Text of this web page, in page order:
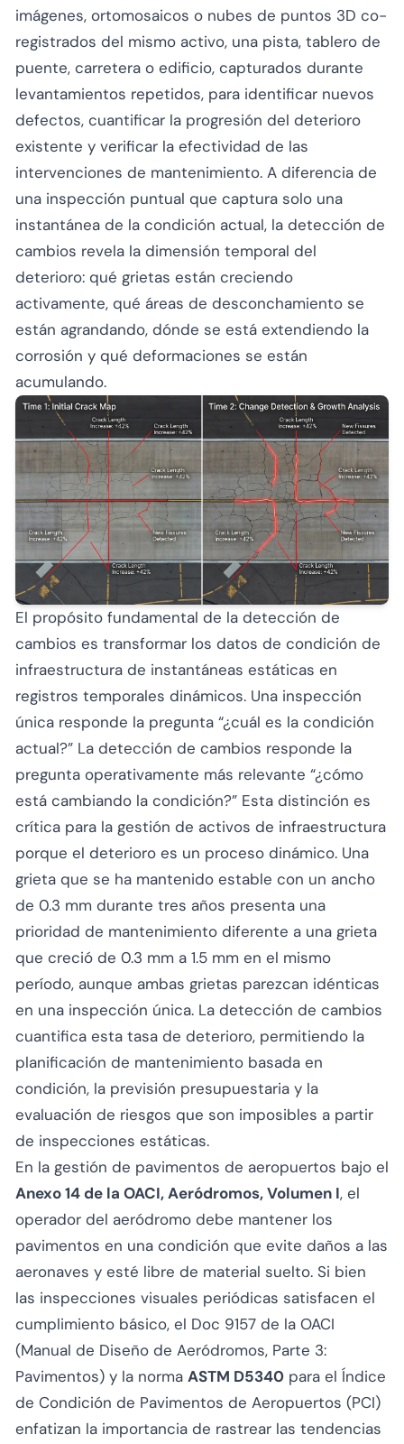
imágenes, ortomosaicos o nubes de puntos 3D co-
registrados del mismo activo, una pista, tablero de
puente, carretera o edificio, capturados durante
levantamientos repetidos, para identificar nuevos
defectos, cuantificar la progresión del deterioro
existente y verificar la efectividad de las
intervenciones de mantenimiento. A diferencia de
una inspección puntual que captura solo una
instantánea de la condición actual, la detección de
cambios revela la dimensión temporal del
deterioro: qué grietas están creciendo
activamente, qué áreas de desconchamiento se
están agrandando, dónde se está extendiendo la
corrosión y qué deformaciones se están
acumulando.
El propósito fundamental de la detección de
cambios es transformar los datos de condición de
infraestructura de instantáneas estáticas en
registros temporales dinámicos. Una inspección
única responde la pregunta “¿cuál es la condición
actual?” La detección de cambios responde la
pregunta operativamente más relevante “¿cómo
está cambiando la condición?” Esta distinción es
crítica para la gestión de activos de infraestructura
porque el deterioro es un proceso dinámico. Una
grieta que se ha mantenido estable con un ancho
de 0.3 mm durante tres años presenta una
prioridad de mantenimiento diferente a una grieta
que creció de 0.3 mm a 1.5 mm en el mismo
período, aunque ambas grietas parezcan idénticas
en una inspección única. La detección de cambios
cuantifica esta tasa de deterioro, permitiendo la
planificación de mantenimiento basada en
condición, la previsión presupuestaria y la
evaluación de riesgos que son imposibles a partir
de inspecciones estáticas.
En la gestión de pavimentos de aeropuertos bajo el
Anexo 14 de la OACI, Aeródromos, Volumen I, el
operador del aeródromo debe mantener los
pavimentos en una condición que evite daños a las
aeronaves y esté libre de material suelto. Si bien
las inspecciones visuales periódicas satisfacen el
cumplimiento básico, el Doc 9157 de la OACI
(Manual de Diseño de Aeródromos, Parte 3:
Pavimentos) y la norma ASTM D5340 para el Índice
de Condición de Pavimentos de Aeropuertos (PCI)
enfatizan la importancia de rastrear las tendencias